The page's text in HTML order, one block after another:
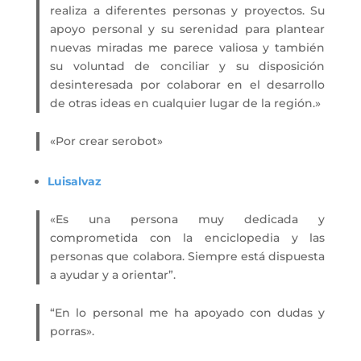
realiza a diferentes personas y proyectos. Su
apoyo personal y su serenidad para plantear
nuevas miradas me parece valiosa y también
su voluntad de conciliar y su disposición
desinteresada por colaborar en el desarrollo
de otras ideas en cualquier lugar de la región.»
«Por crear serobot»
Luisalvaz
«Es una persona muy dedicada y
comprometida con la enciclopedia y las
personas que colabora. Siempre está dispuesta
a ayudar y a orientar”.
“En lo personal me ha apoyado con dudas y
porras».